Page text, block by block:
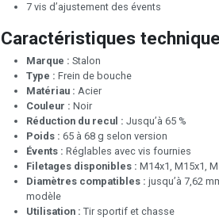
7 vis d’ajustement des évents
Caractéristiques
Marque : Stalon
Type : Frein de bouche
Matériau : Acier
Couleur : Noir
Réduction du recul : Jusqu’à 65 %
Poids : 65 à 68 g selon version
Évents : Réglables avec vis fournies
Filetages disponibles : M14x1, M15x1,
Diamètres compatibles : jusqu’à 7,62
modèle
Utilisation : Tir sportif et chasse